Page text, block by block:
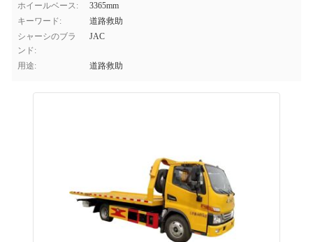
ホイールベース:
3365mm
キーワード:
道路救助
シャーシのブラ
ンド:
JAC
用途: 道路救助